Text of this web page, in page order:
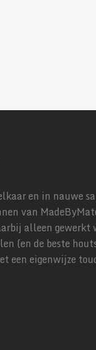
en in nauwe
van
alleen gewerkt
(en de beste
een eigenwijze